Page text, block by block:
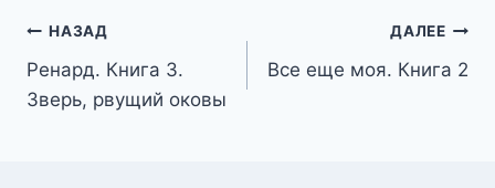
Навигация
по
НАЗАД
Ренард. Книга 3.
Зверь, рвущий оковы
ДАЛЕЕ
Все еще моя. Книга 2